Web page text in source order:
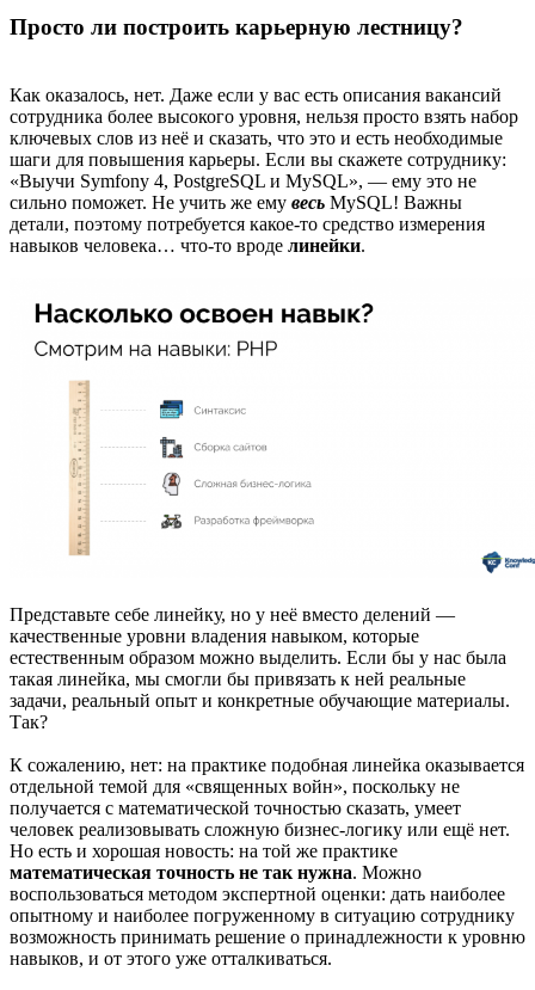
Просто ли построить карьерную лестницу?
Как оказалось, нет. Даже если у вас есть описания вакансий
сотрудника более высокого уровня, нельзя просто взять набор
ключевых слов из неё и сказать, что это и есть необходимые
шаги для повышения карьеры. Если вы скажете сотруднику:
«Выучи Symfony 4, PostgreSQL и MySQL», — ему это не
сильно поможет. Не учить же ему весь MySQL! Важны
детали, поэтому потребуется какое-то средство измерения
навыков человека… что-то вроде линейки.
Представьте себе линейку, но у неё вместо делений —
качественные уровни владения навыком, которые
естественным образом можно выделить. Если бы у нас была
такая линейка, мы смогли бы привязать к ней реальные
задачи, реальный опыт и конкретные обучающие материалы.
Так?
К сожалению, нет: на практике подобная линейка оказывается
отдельной темой для «священных войн», поскольку не
получается с математической точностью сказать, умеет
человек реализовывать сложную бизнес-логику или ещё нет.
Но есть и хорошая новость: на той же практике
математическая точность не так нужна. Можно
воспользоваться методом экспертной оценки: дать наиболее
опытному и наиболее погруженному в ситуацию сотруднику
возможность принимать решение о принадлежности к уровню
навыков, и от этого уже отталкиваться.